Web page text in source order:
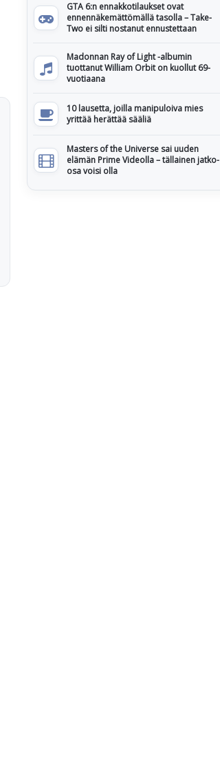
GTA 6:n ennakkotilaukset ovat
ennennäkemättömällä tasolla – Take-
Two ei silti nostanut ennustettaan
Madonnan Ray of Light -albumin
tuottanut William Orbit on kuollut 69-
vuotiaana
10 lausetta, joilla manipuloiva mies
yrittää herättää sääliä
Masters of the Universe sai uuden
elämän Prime Videolla – tällainen jatko-
osa voisi olla